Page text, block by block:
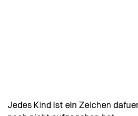
Jedes Kind ist ein Zeichen